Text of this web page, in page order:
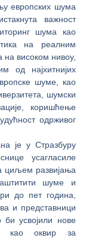
европских шума
важност
шума као
на реалним
на високом нивоу,
од најхитнијих
шуме, као
шумски
коришћење
одрживог
је у Стразбуру
усагласиле
циљем развијања
шуме и
до пет година,
и представници
би усвојили нове
као оквир за